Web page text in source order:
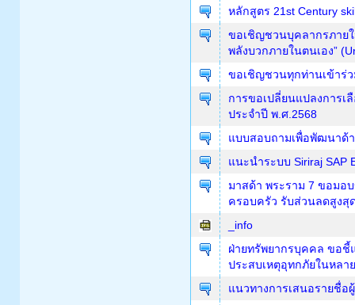
หลักสูตร 21st Century
ขอเชิญชวนบุคลากรภาย
พลังบวกภายในตนเอง”
ขอเชิญชวนทุกท่านเข้าร่ว
การขอเปลี่ยนแปลงการเ
ประจำปี พ.ศ.2568
แบบสอบถามเพื่อพัฒนาด้
แนะนำระบบ Siriraj SAP
มาสด้า พระราม 7 ขอมอ
ครอบครัว รับส่วนลดสูงสุ
_info
ฝ่ายทรัพยากรบุคคล ขอชี้
ประสบเหตุอุทกภัยในหลา
แนวทางการเสนอรายชื่อ